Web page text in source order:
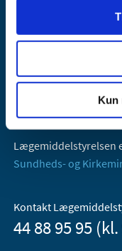
Kun
Axel Heides Gade 1
2300 København S
Email:
Lægemiddelstyrelsen
Sundheds- og
Kontakt
44 88 95 95